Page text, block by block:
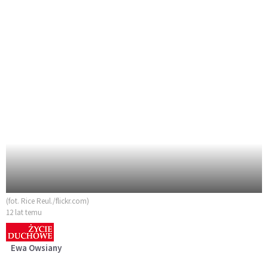
(fot. Rice Reul./flickr.com)
12 lat temu
Ewa Owsiany